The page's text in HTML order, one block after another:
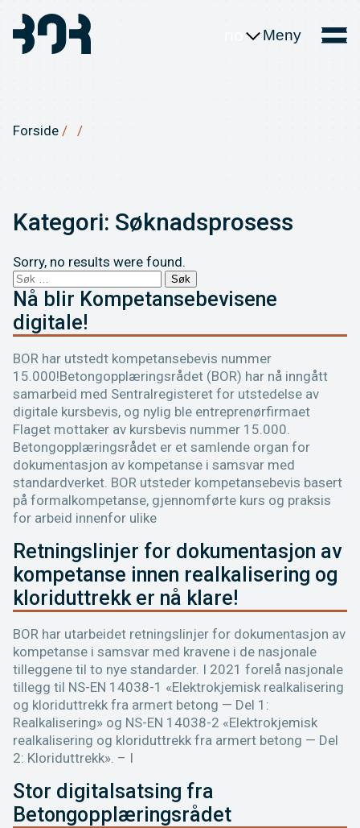
Meny
Forside
Kategori: Søknadsprosess
Sorry, no results were found.
Søk
etter:
Nå blir Kompetansebevisene
digitale!
BOR har utstedt kompetansebevis nummer
15.000!Betongopplæringsrådet (BOR) har nå inngått
samarbeid med Sentralregisteret for utstedelse av
digitale kursbevis, og nylig ble entreprenørfirmaet
Flaget mottaker av kursbevis nummer 15.000.
Betongopplæringsrådet er et samlende organ for
dokumentasjon av kompetanse i samsvar med
standardverket. BOR utsteder kompetansebevis basert
på formalkompetanse, gjennomførte kurs og praksis
for arbeid innenfor ulike
Retningslinjer for dokumentasjon av
kompetanse innen realkalisering og
kloriduttrekk er nå klare!
BOR har utarbeidet retningslinjer for dokumentasjon av
kompetanse i samsvar med kravene i de nasjonale
tilleggene til to nye standarder. I 2021 forelå nasjonale
tillegg til NS-EN 14038-1 «Elektrokjemisk realkalisering
og kloriduttrekk fra armert betong — Del 1:
Realkalisering» og NS-EN 14038-2 «Elektrokjemisk
realkalisering og kloriduttrekk fra armert betong — Del
2: Kloriduttrekk». – I
Stor digitalsatsing fra
Betongopplæringsrådet